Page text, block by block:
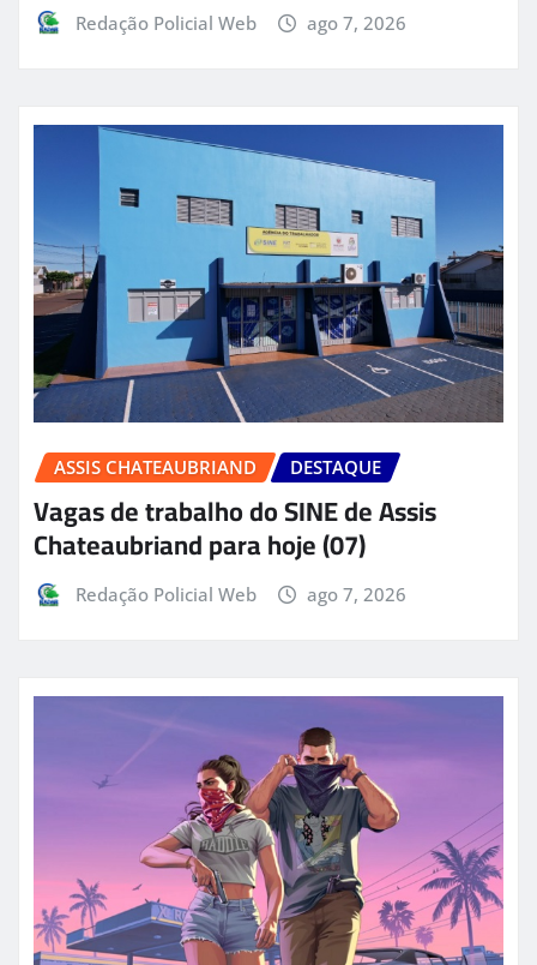
Redação Policial Web ago 7, 2026
ASSIS CHATEAUBRIAND DESTAQUE
Vagas de trabalho do SINE de Assis
Chateaubriand para hoje (07)
Redação Policial Web ago 7, 2026